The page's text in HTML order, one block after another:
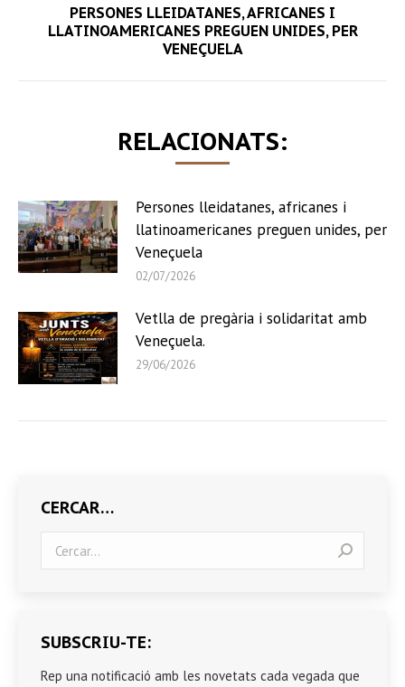
Next
post:
PERSONES LLEIDATANES, AFRICANES I
LLATINOAMERICANES PREGUEN UNIDES, PER
VENEÇUELA
RELACIONATS:
Persones lleidatanes, africanes i
llatinoamericanes preguen unides, per
Veneçuela
02/07/2026
Vetlla de pregària i solidaritat amb
Veneçuela.
29/06/2026
CERCAR…
SUBSCRIU-TE:
Rep una notificació amb les novetats cada vegada que